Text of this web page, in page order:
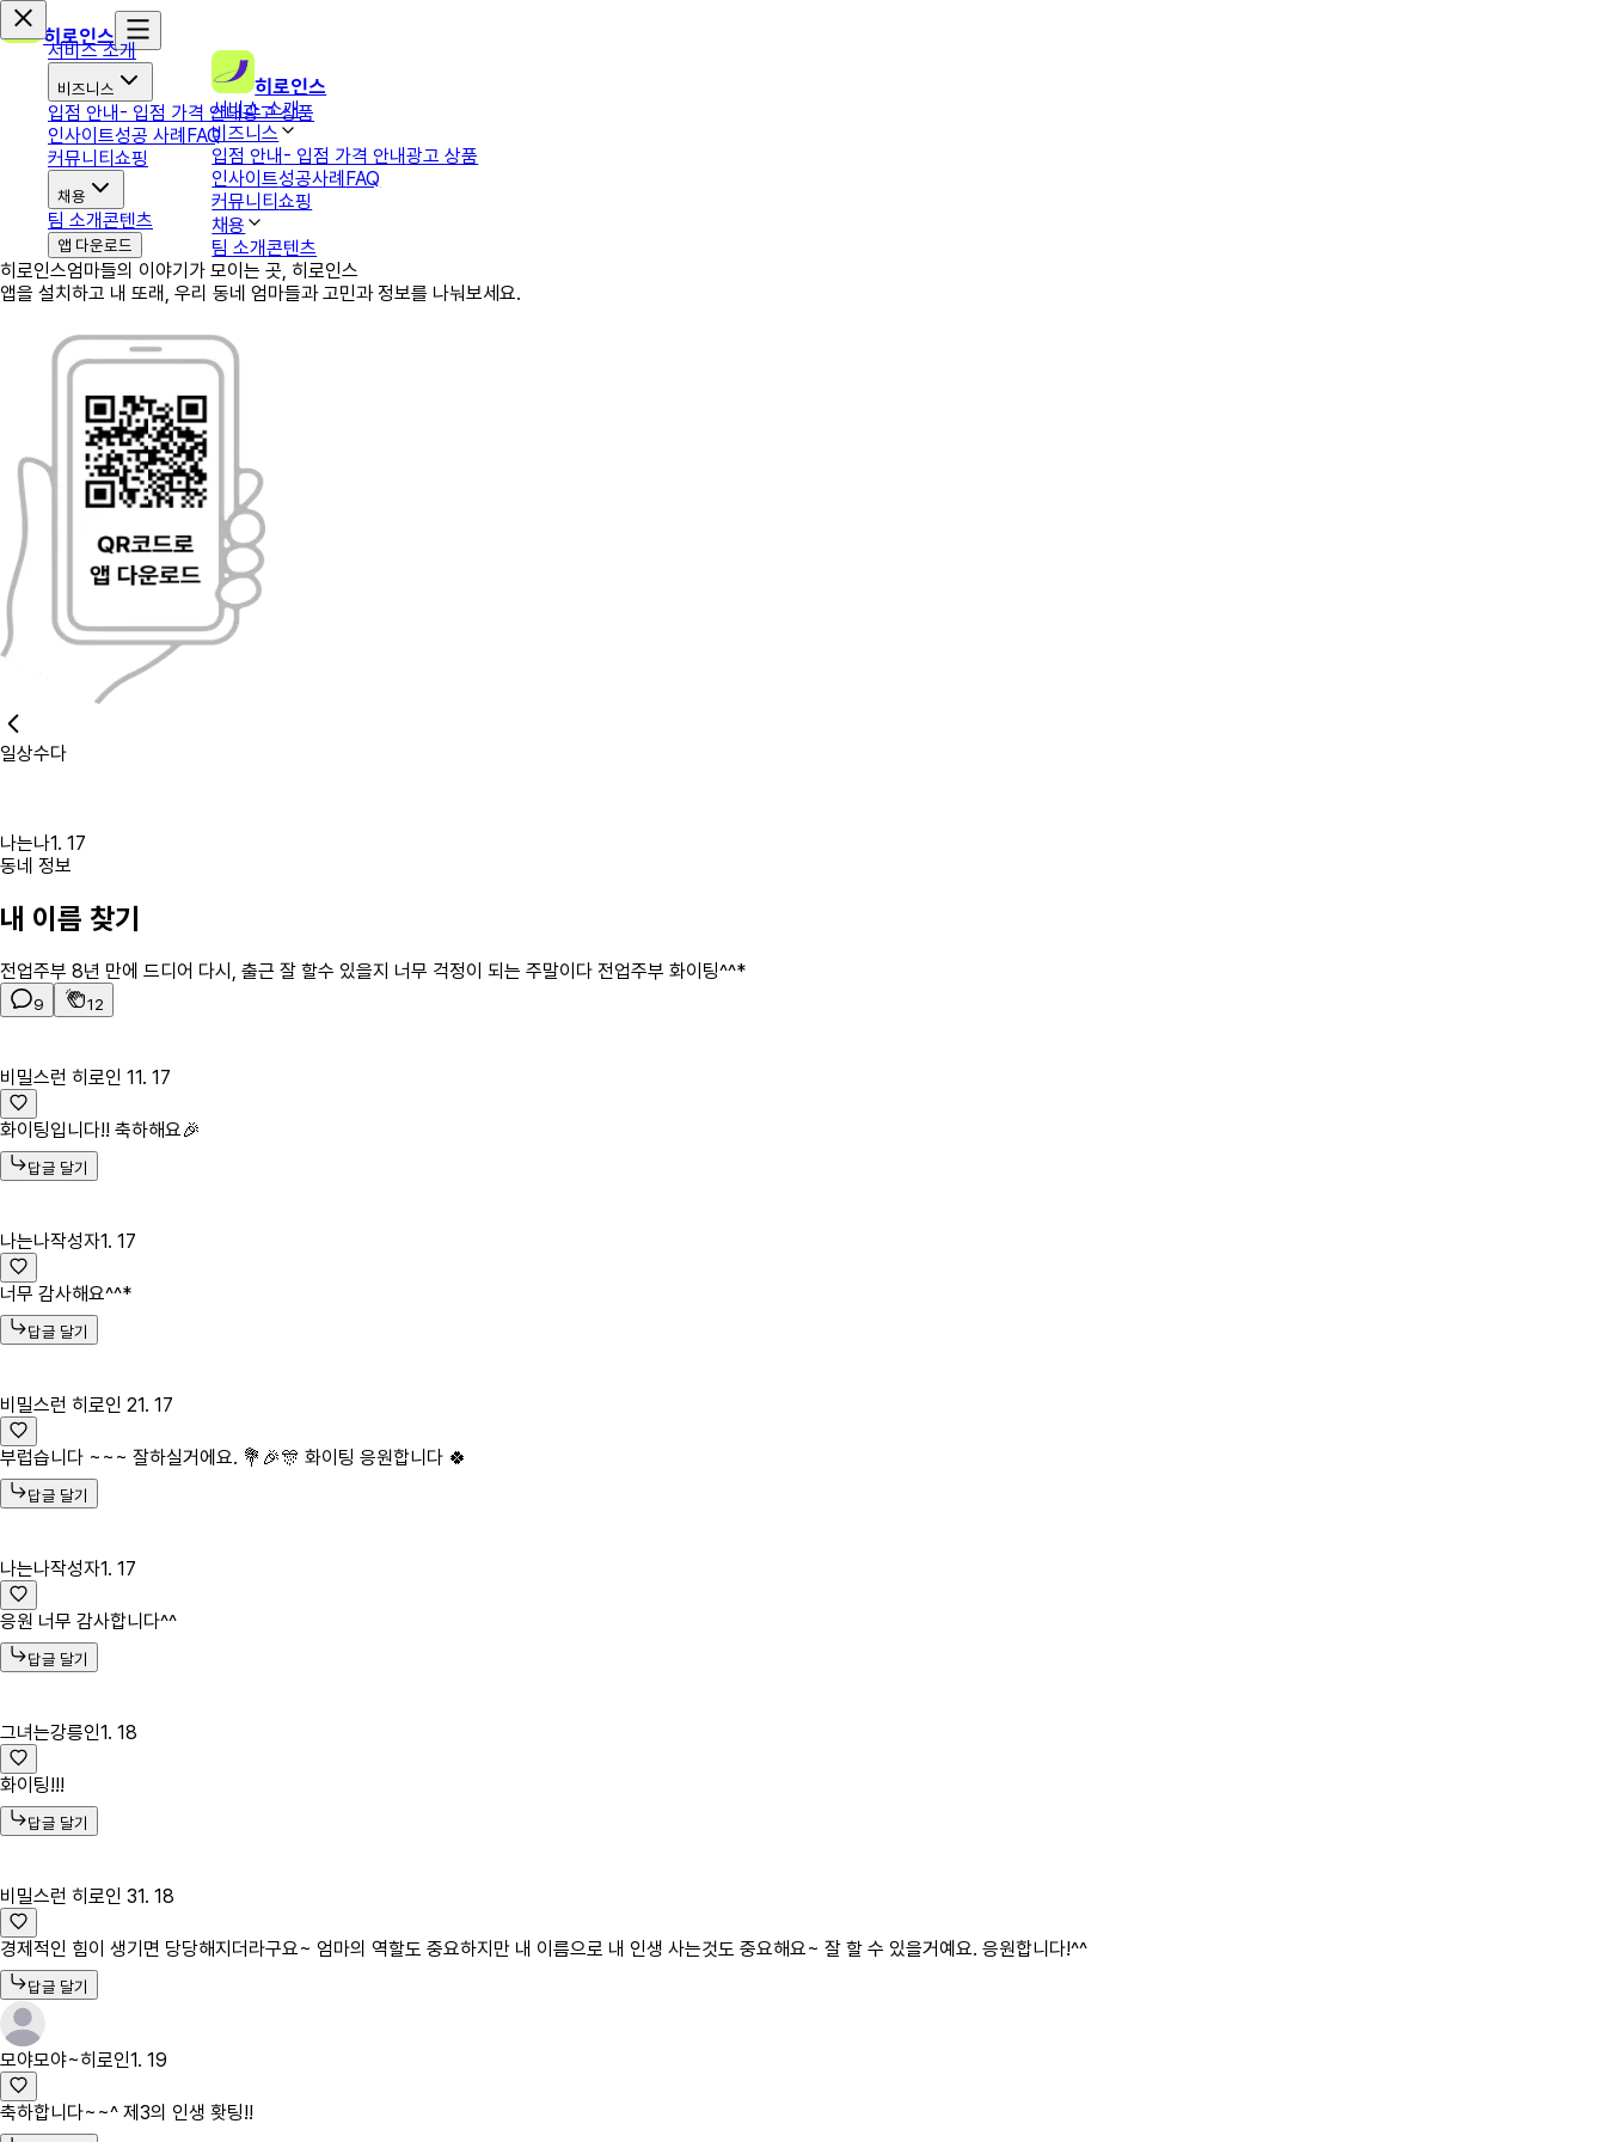
히로인스
히로인스
서비스 소개
비즈니스
입점 안내- 입점 가격 안내광고 상품
인사이트성공사례FAQ
커뮤니티쇼핑
채용
팀 소개콘텐츠
서비스 소개
비즈니스
입점 안내- 입점 가격 안내광고 상품
인사이트성공 사례FAQ
커뮤니티쇼핑
채용
팀 소개콘텐츠
앱 다운로드
히로인스엄마들의 이야기가 모이는 곳, 히로인스
앱을 설치하고 내 또래, 우리 동네 엄마들과 고민과 정보를 나눠보세요.
일상수다
나는나1. 17
동네 정보
내 이름 찾기
전업주부 8년 만에 드디어 다시, 출근 잘 할수 있을지 너무 걱정이 되는 주말이다 전업주부 화이팅^^*
9 12
비밀스런 히로인 11. 17
화이팅입니다!! 축하해요🎉
답글 달기
나는나작성자1. 17
너무 감사해요^^*
답글 달기
비밀스런 히로인 21. 17
부럽습니다 ~~~ 잘하실거에요. 💐🎉🎊 화이팅 응원합니다 🍀
답글 달기
나는나작성자1. 17
응원 너무 감사합니다^^
답글 달기
그녀는강릉인1. 18
화이팅!!!
답글 달기
비밀스런 히로인 31. 18
경제적인 힘이 생기면 당당해지더라구요~ 엄마의 역할도 중요하지만 내 이름으로 내 인생 사는것도 중요해요~ 잘 할 수 있을거예요. 응원합니다!^^
답글 달기
모야모야~히로인1. 19
축하합니다~~^ 제3의 인생 홧팅!!